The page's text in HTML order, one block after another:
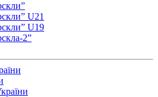
U21
U19
2”